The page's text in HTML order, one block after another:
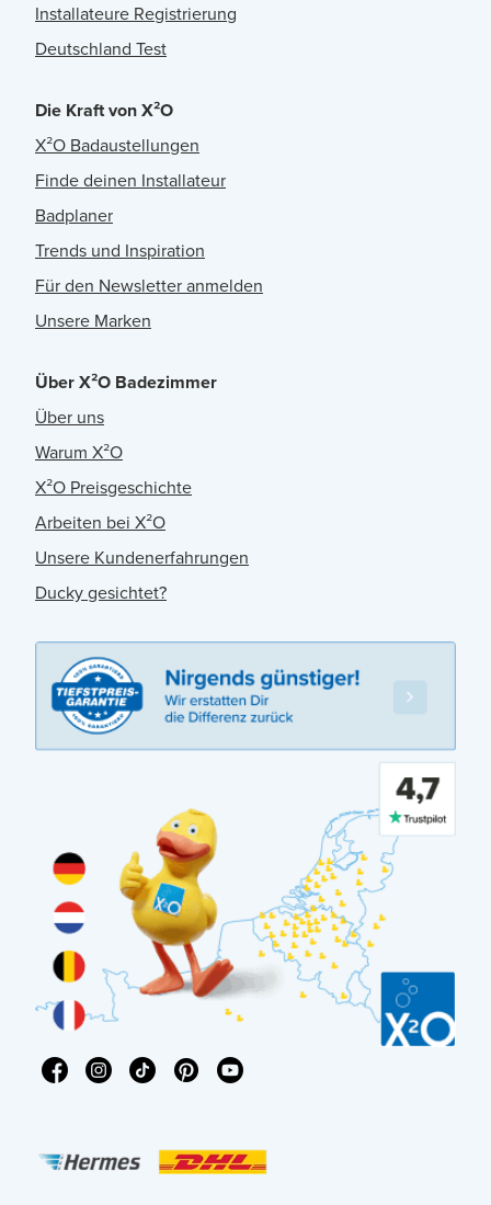
Installateure Registrierung
Deutschland Test
Die Kraft von X²O
X²O Badaustellungen
Finde deinen Installateur
Badplaner
Trends und Inspiration
Für den Newsletter anmelden
Unsere Marken
Über X²O Badezimmer
Über uns
Warum X²O
X²O Preisgeschichte
Arbeiten bei X²O
Unsere Kundenerfahrungen
Ducky gesichtet?